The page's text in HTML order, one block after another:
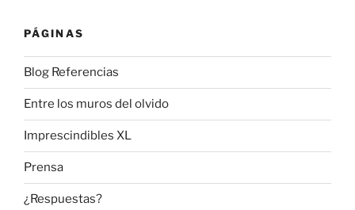
PÁGINAS
Blog Referencias
Entre los muros del olvido
Imprescindibles XL
Prensa
¿Respuestas?